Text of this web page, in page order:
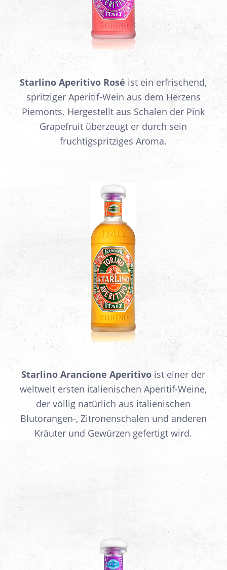
Starlino Aperitivo Rosé ist ein erfrischend,
spritziger Aperitif-Wein aus dem Herzens
Piemonts. Hergestellt aus Schalen der Pink
Grapefruit überzeugt er durch sein
fruchtigspritziges Aroma.
Starlino Arancione Aperitivo ist einer der
weltweit ersten italienischen Aperitif-Weine,
der völlig natürlich aus italienischen
Blutorangen-, Zitronenschalen und anderen
Kräuter und Gewürzen gefertigt wird.